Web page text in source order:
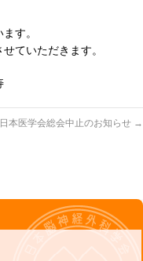
す。
ていただきます。
本医学会総会中止のお知らせ →